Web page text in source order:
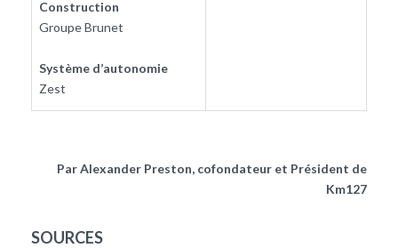
Construction
Groupe Brunet
Système d’autonomie
Zest
Par Alexander Preston, cofondateur et Président de
Km127
SOURCES